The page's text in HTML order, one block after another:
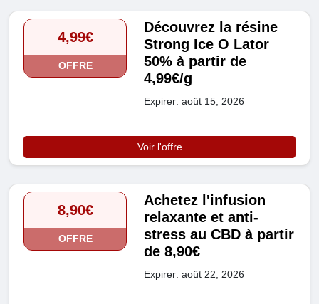
4,99€
OFFRE
Découvrez la résine
Strong Ice O Lator
50% à partir de
4,99€/g
Expirer: août 15, 2026
Voir l'offre
8,90€
OFFRE
Achetez l'infusion
relaxante et anti-
stress au CBD à partir
de 8,90€
Expirer: août 22, 2026